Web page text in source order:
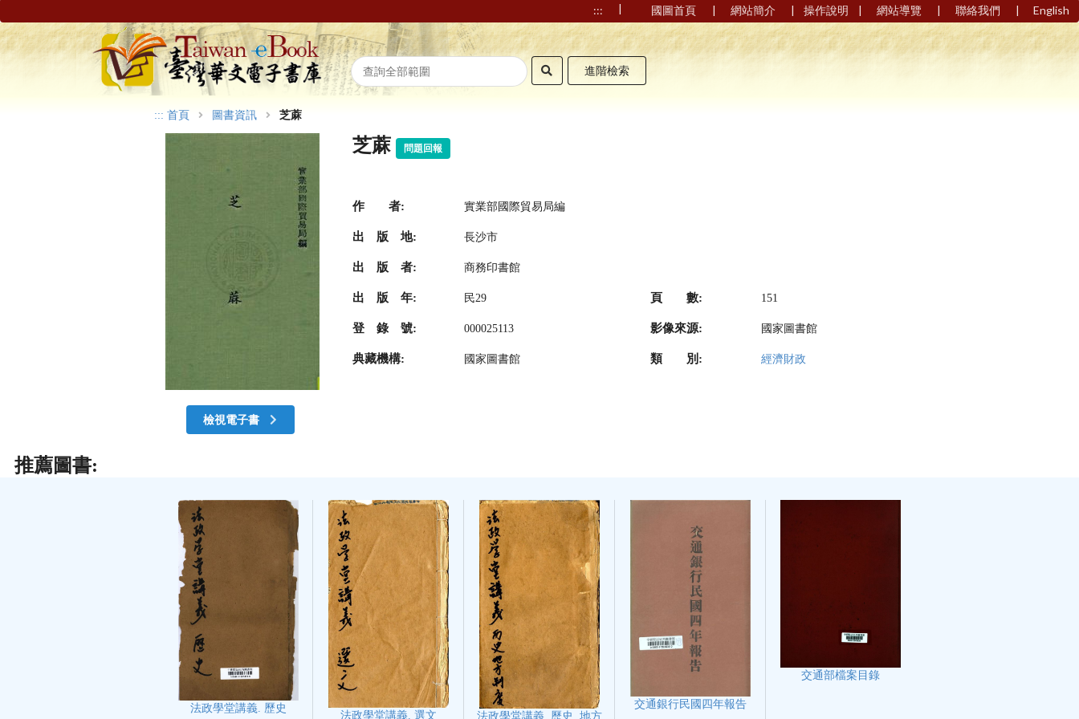
::: | 國圖首頁 | 網站簡介 | 操作說明 | 網站導覽 | 聯絡我們 | English
進階檢索
::: 首頁 圖書資訊 芝蔴
檢視電子書
芝蔴 問題回報
作 者: 實業部國際貿易局編
出 版 地: 長沙市
出 版 者: 商務印書館
出 版 年: 民29 頁 數: 151
登 錄 號: 000025113 影像來源: 國家圖書館
典藏機構: 國家圖書館 類 別: 經濟財政
推薦圖書:
法政學堂講義. 歷史
法政學堂講義. 選文 法政學堂講義. 歷史. 地方
交通銀行民國四年報告
交通部檔案目錄